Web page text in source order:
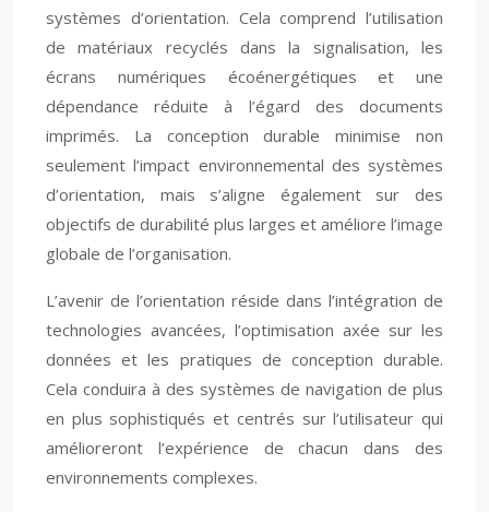
systèmes d’orientation. Cela comprend l’utilisation
de matériaux recyclés dans la signalisation, les
écrans numériques écoénergétiques et une
dépendance réduite à l’égard des documents
imprimés. La conception durable minimise non
seulement l’impact environnemental des systèmes
d’orientation, mais s’aligne également sur des
objectifs de durabilité plus larges et améliore l’image
globale de l’organisation.
L’avenir de l’orientation réside dans l’intégration de
technologies avancées, l’optimisation axée sur les
données et les pratiques de conception durable.
Cela conduira à des systèmes de navigation de plus
en plus sophistiqués et centrés sur l’utilisateur qui
amélioreront l’expérience de chacun dans des
environnements complexes.